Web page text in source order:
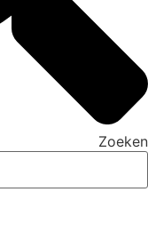
Zoeken